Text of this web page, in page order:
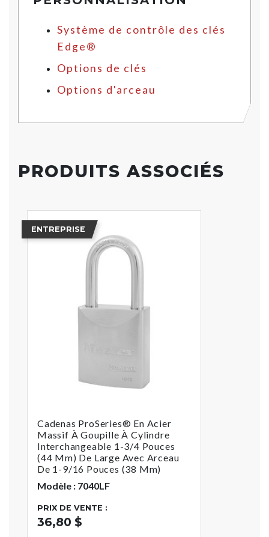
Système de contrôle des clés
Edge®
Options de clés
Options d'arceau
PRODUITS ASSOCIÉS
ENTREPRISE
Cadenas ProSeries® En Acier
Massif À Goupille À Cylindre
Interchangeable 1-3/4 Pouces
(44 Mm) De Large Avec Arceau
De 1-9/16 Pouces (38 Mm)
Modèle : 7040LF
PRIX DE VENTE :
36,80 $